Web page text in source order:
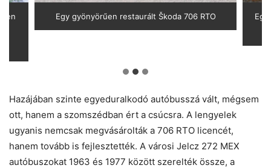
Egy gyönyörűen restaurált Škoda 706 RTO
Hazájában szinte egyeduralkodó autóbusszá vált, mégsem
ott, hanem a szomszédban ért a csúcsra. A lengyelek
ugyanis nemcsak megvásárolták a 706 RTO licencét,
hanem tovább is fejlesztették. A városi Jelcz 272 MEX
autóbuszokat 1963 és 1977 között szerelték össze, a